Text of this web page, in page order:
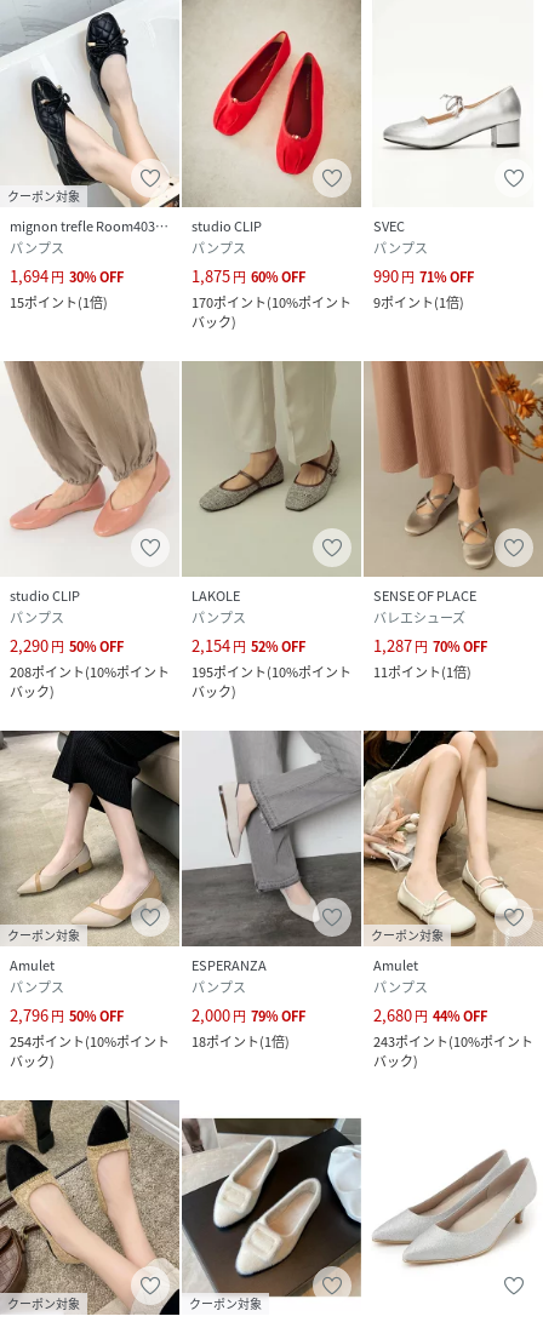
クーポン対象
mignon trefle Room403 selected
パンプス
1,694円 30%OFF
15ポイント(1倍)
studio CLIP
パンプス
1,875円 60%OFF
170ポイント(10%ポイント
バック)
SVEC
パンプス
990円 71%OFF
9ポイント(1倍)
studio CLIP
パンプス
2,290円 50%OFF
208ポイント(10%ポイント
バック)
LAKOLE
パンプス
2,154円 52%OFF
195ポイント(10%ポイント
バック)
SENSE OF PLACE
バレエシューズ
1,287円 70%OFF
11ポイント(1倍)
クーポン対象
Amulet
パンプス
2,796円 50%OFF
254ポイント(10%ポイント
バック)
ESPERANZA
パンプス
2,000円 79%OFF
18ポイント(1倍)
クーポン対象
Amulet
パンプス
2,680円 44%OFF
243ポイント(10%ポイント
バック)
クーポン対象 クーポン対象